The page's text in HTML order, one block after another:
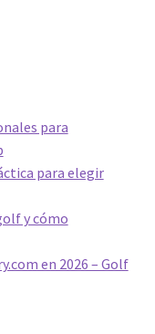
para
para elegir
y cómo
en 2026 – Golf